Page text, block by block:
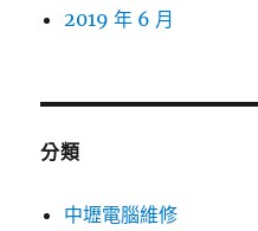
2019 年 6 月
分類
中壢電腦維修